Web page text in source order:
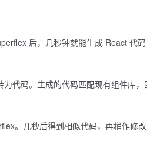
后，几秒钟就能生成 React 代
代码。生成的代码匹配现有组件库
。几秒后得到相似代码，再稍作修改